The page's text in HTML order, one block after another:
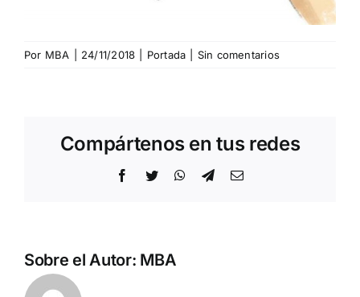
Por MBA 24/11/2018 Portada Sin comentarios
Compártenos en tus redes
Facebook
Twitter WhatsApp
TelegramCorreo
Sobre el Autor: MBA